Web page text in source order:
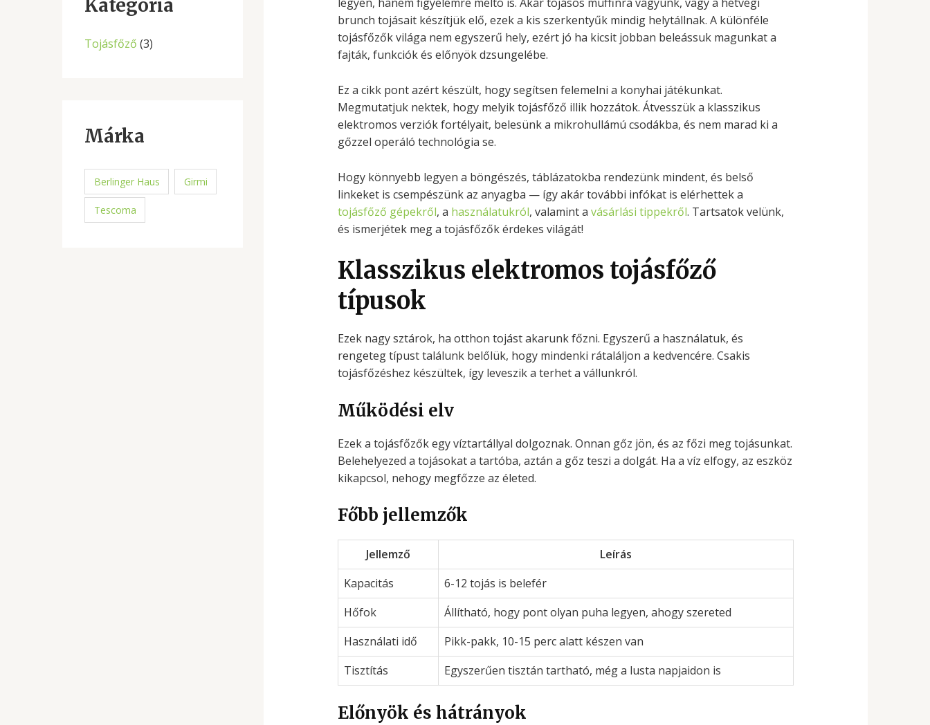
Kategória
Tojásfőző (3)
Márka
Berlinger Haus Girmi
Tescoma
legyen, hanem figyelemre méltó is. Akár tojásos muffinra vágyunk, vagy a hétvégi
brunch tojásait készítjük elő, ezek a kis szerkentyűk mindig helytállnak. A különféle
tojásfőzők világa nem egyszerű hely, ezért jó ha kicsit jobban beleássuk magunkat a
fajták, funkciók és előnyök dzsungelébe.
Ez a cikk pont azért készült, hogy segítsen felemelni a konyhai játékunkat.
Megmutatjuk nektek, hogy melyik tojásfőző illik hozzátok. Átvesszük a klasszikus
elektromos verziók fortélyait, belesünk a mikrohullámú csodákba, és nem marad ki a
gőzzel operáló technológia se.
Hogy könnyebb legyen a böngészés, táblázatokba rendezünk mindent, és belső
linkeket is csempészünk az anyagba — így akár további infókat is elérhettek a
tojásfőző gépekről, a használatukról, valamint a vásárlási tippekről. Tartsatok velünk,
és ismerjétek meg a tojásfőzők érdekes világát!
Klasszikus elektromos tojásfőző
típusok
Ezek nagy sztárok, ha otthon tojást akarunk főzni. Egyszerű a használatuk, és
rengeteg típust találunk belőlük, hogy mindenki rátaláljon a kedvencére. Csakis
tojásfőzéshez készültek, így leveszik a terhet a vállunkról.
Működési elv
Ezek a tojásfőzők egy víztartállyal dolgoznak. Onnan gőz jön, és az főzi meg tojásunkat.
Belehelyezed a tojásokat a tartóba, aztán a gőz teszi a dolgát. Ha a víz elfogy, az eszköz
kikapcsol, nehogy megfőzze az életed.
Főbb jellemzők
Jellemző
Leírás
Kapacitás
6-12 tojás is belefér
Hőfok
Állítható, hogy pont olyan puha legyen, ahogy szereted
Használati idő
Pikk-pakk, 10-15 perc alatt készen van
Tisztítás
Egyszerűen tisztán tartható, még a lusta napjaidon is
Előnyök és hátrányok